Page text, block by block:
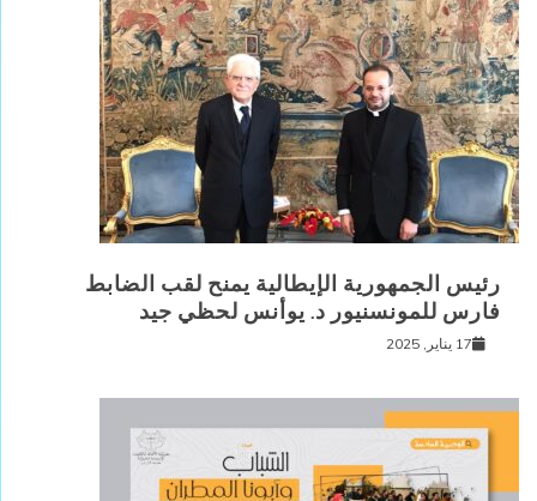
رئيس الجمهورية الإيطالية يمنح لقب الضابط
فارس للمونسنيور د. يوأنس لحظي جيد
17 يناير, 2025